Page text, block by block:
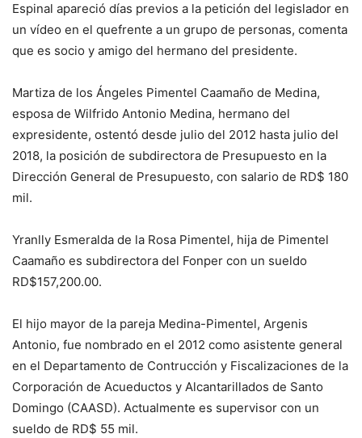
Espinal apareció días previos a la petición del legislador en
un vídeo en el quefrente a un grupo de personas, comenta
que es socio y amigo del hermano del presidente.
Martiza de los Ángeles Pimentel Caamaño de Medina,
esposa de Wilfrido Antonio Medina, hermano del
expresidente, ostentó desde julio del 2012 hasta julio del
2018, la posición de subdirectora de Presupuesto en la
Dirección General de Presupuesto, con salario de RD$ 180
mil.
Yranlly Esmeralda de la Rosa Pimentel, hija de Pimentel
Caamaño es subdirectora del Fonper con un sueldo
RD$157,200.00.
El hijo mayor de la pareja Medina-Pimentel, Argenis
Antonio, fue nombrado en el 2012 como asistente general
en el Departamento de Contrucción y Fiscalizaciones de la
Corporación de Acueductos y Alcantarillados de Santo
Domingo (CAASD). Actualmente es supervisor con un
sueldo de RD$ 55 mil.